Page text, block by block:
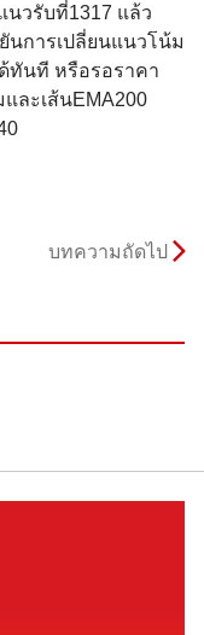
วรับที่1317 แล้ว
นการเปลี่ยนแนวโน้ม
ทันที หรือรอราคา
ละเส้นEMA200
บทความถัดไป